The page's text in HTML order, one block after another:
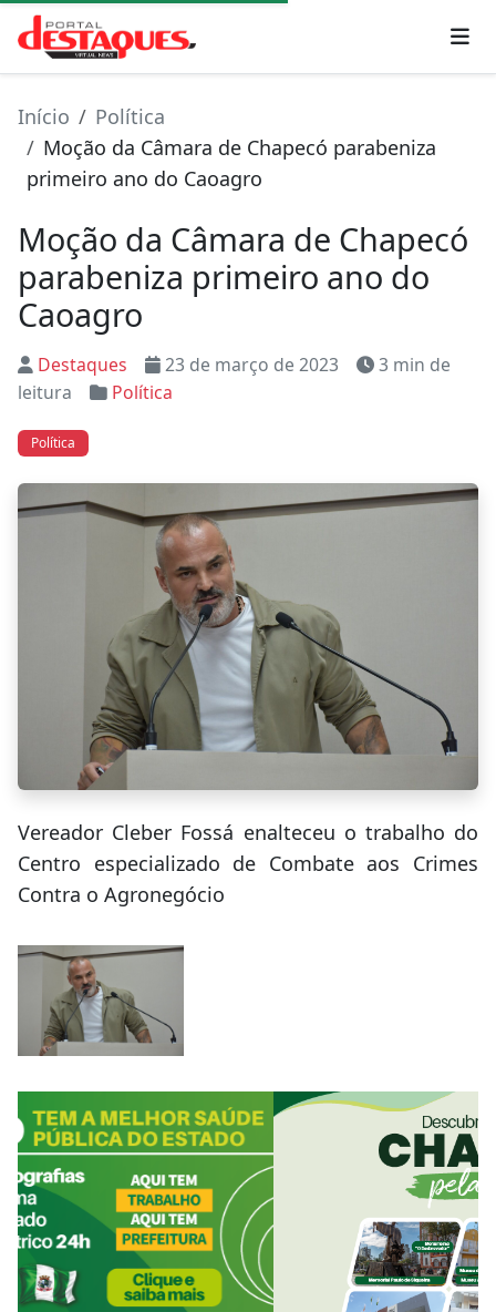
Início
Política
Moção da Câmara de Chapecó parabeniza
primeiro ano do Caoagro
Moção da Câmara de Chapecó
parabeniza primeiro ano do
Caoagro
Destaques 23 de março de 2023
3 min de
leitura
Política
Política
Vereador Cleber Fossá enalteceu o trabalho do
Centro especializado de Combate aos Crimes
Contra o Agronegócio